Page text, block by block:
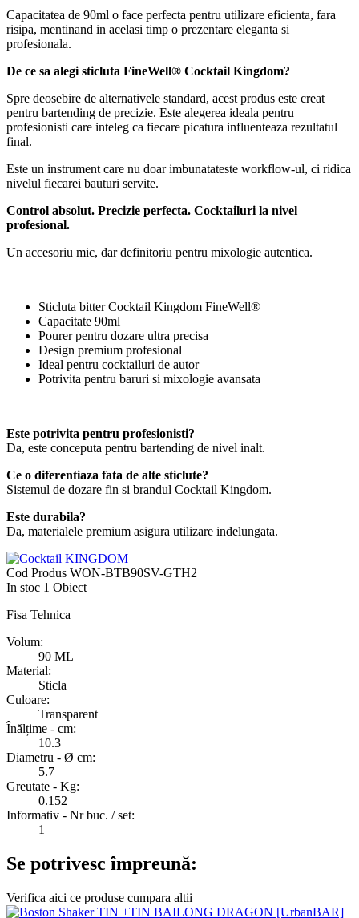
Capacitatea de 90ml o face perfecta pentru utilizare eficienta, fara
risipa, mentinand in acelasi timp o prezentare eleganta si
profesionala.
De ce sa alegi sticluta FineWell® Cocktail Kingdom?
Spre deosebire de alternativele standard, acest produs este creat
pentru bartending de precizie. Este alegerea ideala pentru
profesionisti care inteleg ca fiecare picatura influenteaza rezultatul
final.
Este un instrument care nu doar imbunatateste workflow-ul, ci ridica
nivelul fiecarei bauturi servite.
Control absolut. Precizie perfecta. Cocktailuri la nivel
profesional.
Un accesoriu mic, dar definitoriu pentru mixologie autentica.
Sticluta bitter Cocktail Kingdom FineWell®
Capacitate 90ml
Pourer pentru dozare ultra precisa
Design premium profesional
Ideal pentru cocktailuri de autor
Potrivita pentru baruri si mixologie avansata
Este potrivita pentru profesionisti?
Da, este conceputa pentru bartending de nivel inalt.
Ce o diferentiaza fata de alte sticlute?
Sistemul de dozare fin si brandul Cocktail Kingdom.
Este durabila?
Da, materialele premium asigura utilizare indelungata.
Cod Produs WON-BTB90SV-GTH2
In stoc 1 Obiect
Fisa Tehnica
Volum:
90 ML
Material:
Sticla
Culoare:
Transparent
Înălțime - cm:
10.3
Diametru - Ø cm:
5.7
Greutate - Kg:
0.152
Informativ - Nr buc. / set:
1
Se potrivesc împreună:
Verifica aici ce produse cumpara altii